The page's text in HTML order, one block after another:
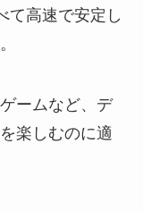
て高速で安定し
ームなど、デ
楽しむのに適